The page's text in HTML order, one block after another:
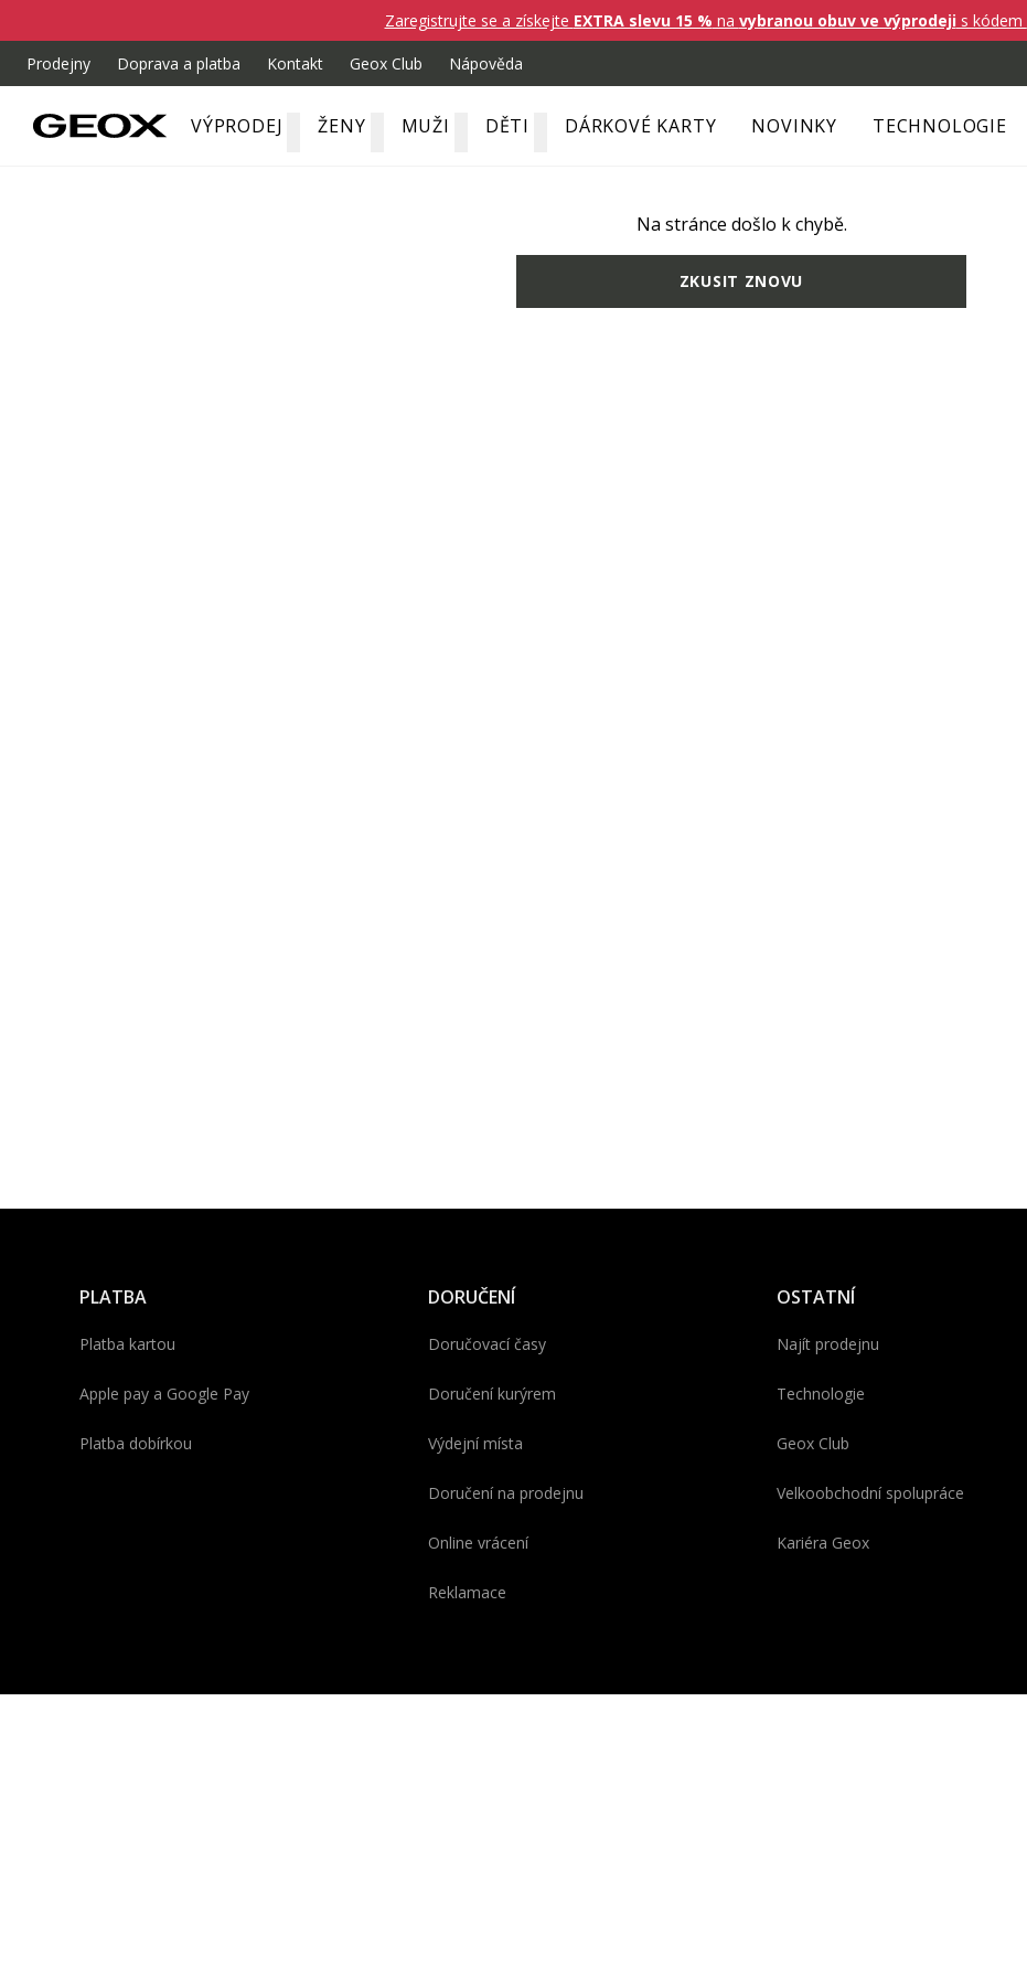
Zaregistrujte se a získejte EXTRA slevu 15 % na vybranou obuv ve výprodejis kódem
Prodejny Doprava a platba Kontakt Geox Club Nápověda
VÝPRODEJ ŽENY MUŽI DĚTI DÁRKOVÉ KARTY NOVINKY TECHNOLOGIE
Na stránce došlo k chybě.
ZKUSIT ZNOVU
PLATBA
Platba kartou
Apple pay a Google Pay
Platba dobírkou
DORUČENÍ
Doručovací časy
Doručení kurýrem
Výdejní místa
Doručení na prodejnu
Online vrácení
Reklamace
OSTATNÍ
Najít prodejnu
Technologie
Geox Club
Velkoobchodní spolupráce
Kariéra Geox